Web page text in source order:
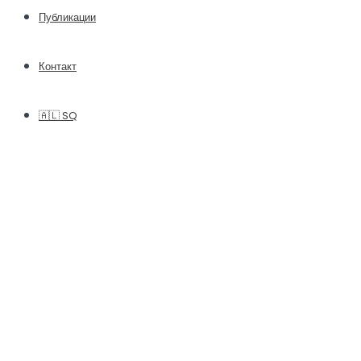
Публикации
Контакт
🇦🇱 SQ